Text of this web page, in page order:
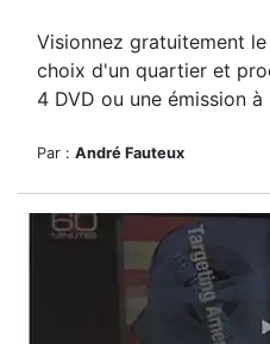
Visionnez gratuitement
choix d'un quartier et
4 DVD ou une émission à
Par : André Fauteux